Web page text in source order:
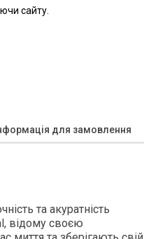
сайту.
для замовлення
та акуратність
відому своєю